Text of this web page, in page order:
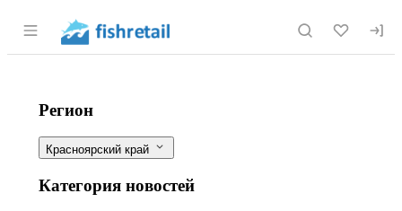
Раздел навигации по сайту fishretail.ru
На севере Красноярского края
Фильтры
Регион
Красноярский край
Категория новостей